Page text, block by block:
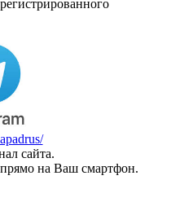
сайта.
на Ваш смартфон.